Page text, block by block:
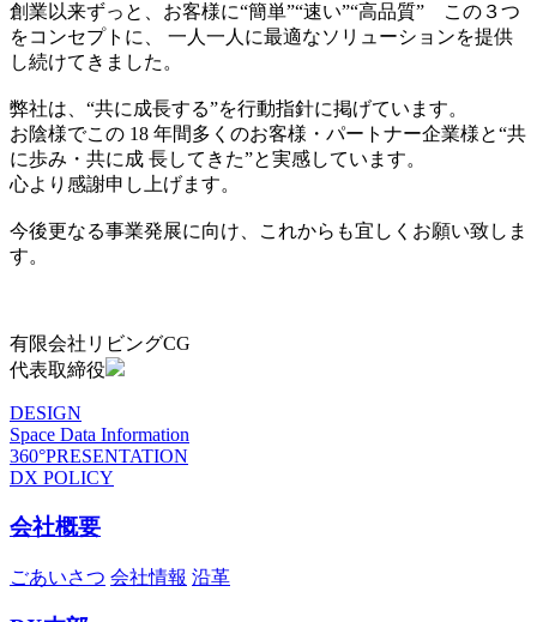
創業以来ずっと、お客様に“簡単”“速い”“高品質” この３つ
をコンセプトに、 一人一人に最適なソリューションを提供
し続けてきました。
弊社は、“共に成長する”を行動指針に掲げています。
お陰様でこの 18 年間多くのお客様・パートナー企業様と“共
に歩み・共に成 長してきた”と実感しています。
心より感謝申し上げます。
今後更なる事業発展に向け、これからも宜しくお願い致しま
す。
有限会社リビングCG
代表取締役
DESIGN
Space Data Information
360°PRESENTATION
DX POLICY
会社概要
ごあいさつ 会社情報 沿革